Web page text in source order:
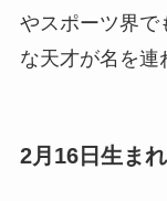
やスポーツ界で
な天才が名を連
2月16日生ま